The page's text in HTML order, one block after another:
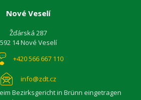
Nové Veselí
Žďárská 287
592 14 Nové Veselí
+420 566 667 110
info@zdt.cz
Bezirksgericht in Brünn eingetragen